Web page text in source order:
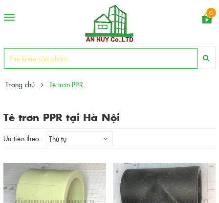
Toggle
0
Trang chủ Tê trơn PPR
Tê trơn PPR tại Hà Nội
Ưu tiên theo: Thứ tự